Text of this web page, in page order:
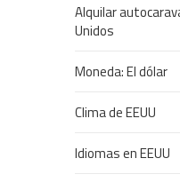
Alquilar
Unidos
Moneda: El dólar
Clima de EEUU
Idiomas en EEUU